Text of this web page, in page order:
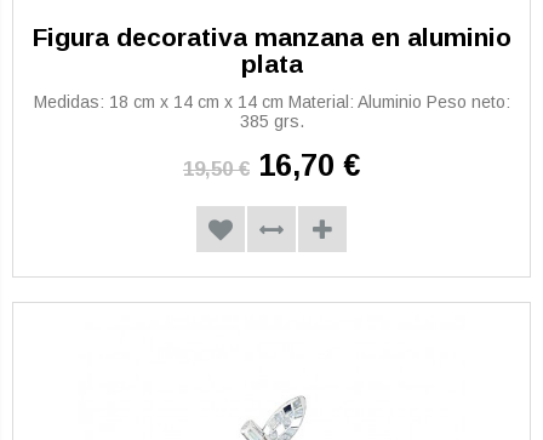
Figura decorativa manzana en aluminio
plata
Medidas: 18 cm x 14 cm x 14 cm Material: Aluminio Peso neto:
385 grs.
19,50 € 16,70 €